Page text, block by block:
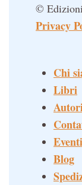
©
Privacy
Chi
Libri
Eventi
Blog